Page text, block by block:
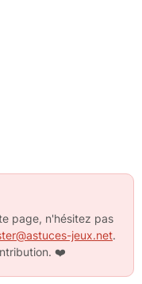
page, n'hésitez pas
jeux.net.
❤️